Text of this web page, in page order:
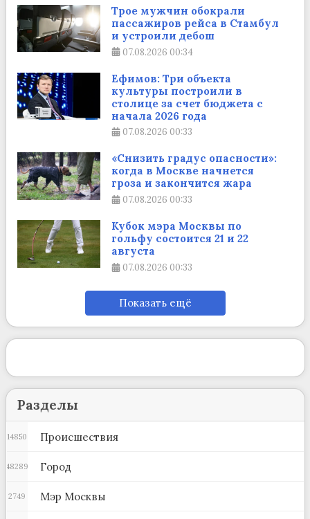
Трое мужчин обокрали
пассажиров рейса в Стамбул
и устроили дебош
07.08.2026 00:34
Ефимов: Три объекта
культуры построили в
столице за счет бюджета с
начала 2026 года
07.08.2026 00:33
«Снизить градус опасности»:
когда в Москве начнется
гроза и закончится жара
07.08.2026 00:33
Кубок мэра Москвы по
гольфу состоится 21 и 22
августа
07.08.2026 00:33
Показать ещё
Разделы
Происшествия
14850
Город
48289
Мэр Москвы
2749